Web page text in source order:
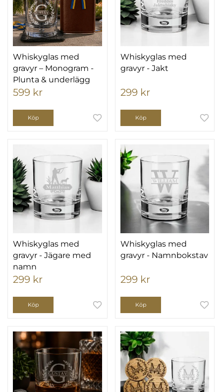
Whiskyglas med
gravyr – Monogram -
Plunta & underlägg
599 kr
Köp
Whiskyglas med
gravyr - Jakt
299 kr
Köp
Whiskyglas med
gravyr - Jägare med
namn
299 kr
Köp
Whiskyglas med
gravyr - Namnbokstav
299 kr
Köp